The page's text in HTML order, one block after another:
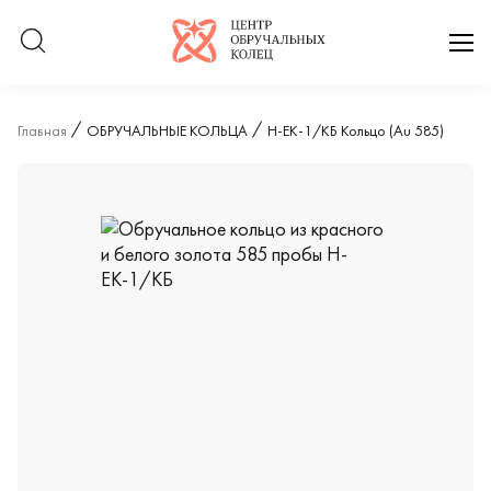
Логотип компании
Главная ОБРУЧАЛЬНЫЕ КОЛЬЦА Н-ЕК-1/КБ Кольцо (Au 585)